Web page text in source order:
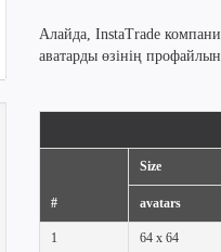
Алайда, InstaTrade
аватарды өзінің
#
Size
avatars
1 64 x 64